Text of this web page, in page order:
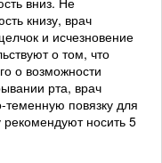
книзу, врач
и исчезновение
о том, что
о возможности
рта, врач
повязку для
рекомендуют носить 5